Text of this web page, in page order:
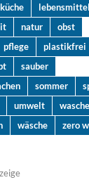
küche
lebensmittel
natur
obst
pflege
plastikfrei
sauber
sommer
umwelt
wäsche zero